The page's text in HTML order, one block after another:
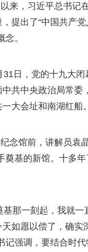
来，习近平总书记
提出了“中国共产
念。
31日，党的十九大闭
共中央政治局常委
大会址和南湖红船。
念馆前，讲解员袁
奠基的新馆。十多
基那一刻起，我就一
如愿以偿了，确实
记强调，要结合时